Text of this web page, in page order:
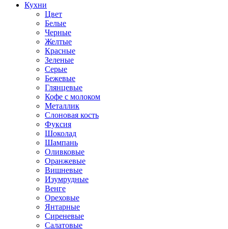
Кухни
Цвет
Белые
Черные
Желтые
Красные
Зеленые
Серые
Бежевые
Глянцевые
Кофе с молоком
Металлик
Слоновая кость
Фуксия
Шоколад
Шампань
Оливковые
Оранжевые
Вишневые
Изумрудные
Венге
Ореховые
Янтарные
Сиреневые
Салатовые